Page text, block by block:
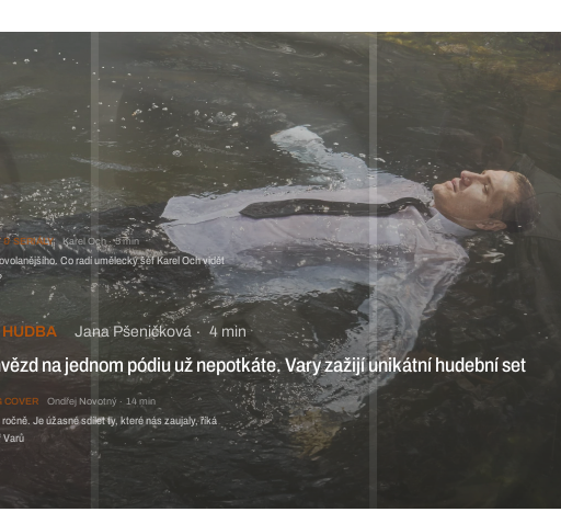
SERIÁLY Karel Och 5 min
Co radí umělecký šéf Karel Och vidět
HUDBA Jana Pšeničková 4 min
na jednom pódiu už nepotkáte. Vary zažijí unikátní hudební set
COVER Ondřej Novotný 14 min
ročně. Je úžasné sdílet ty, které nás zaujaly, říká
Varů